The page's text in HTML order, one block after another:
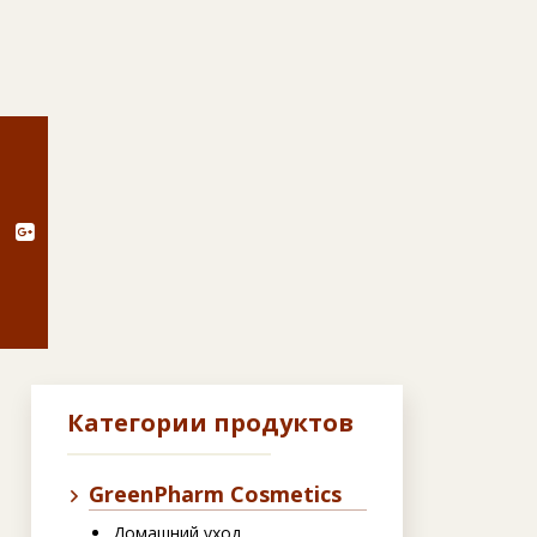
Категории продуктов
GreenPharm Cosmetics